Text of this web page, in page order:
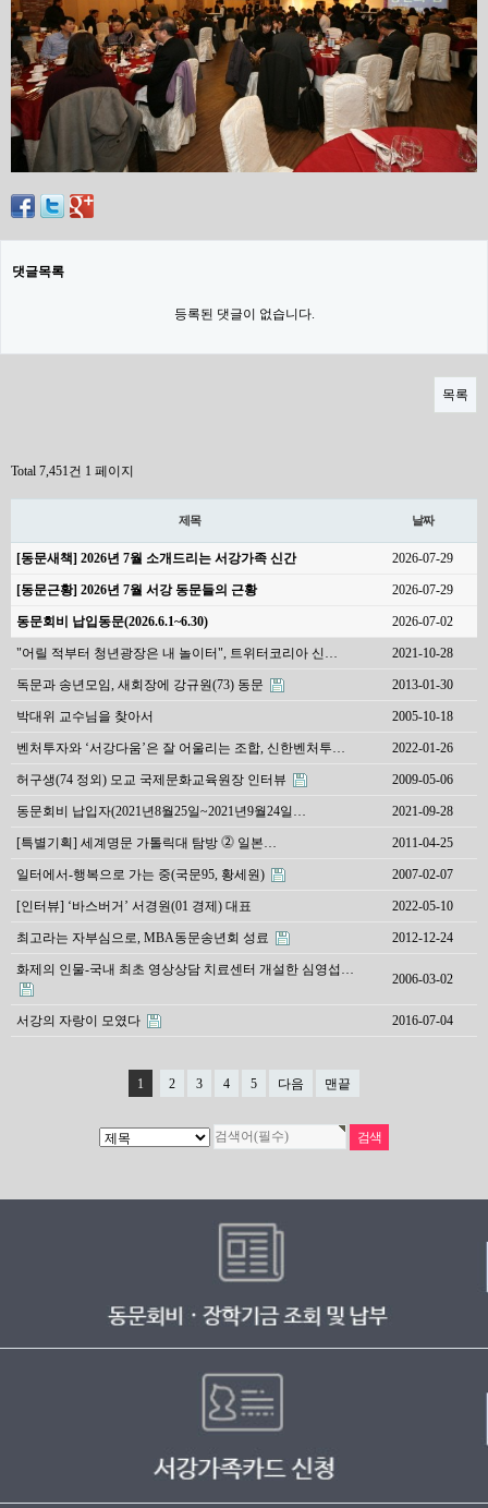
댓글목록
등록된 댓글이 없습니다.
목록
Total 7,451건 1 페이지
제목 날짜
[동문새책] 2026년 7월 소개드리는 서강가족 신간 2026-07-29
[동문근황] 2026년 7월 서강 동문들의 근황 2026-07-29
동문회비 납입동문(2026.6.1~6.30) 2026-07-02
"어릴 적부터 청년광장은 내 놀이터", 트위터코리아 신… 2021-10-28
독문과 송년모임, 새회장에 강규원(73) 동문 2013-01-30
박대위 교수님을 찾아서 2005-10-18
벤처투자와 ‘서강다움’은 잘 어울리는 조합, 신한벤처투… 2022-01-26
허구생(74 정외) 모교 국제문화교육원장 인터뷰 2009-05-06
동문회비 납입자(2021년8월25일~2021년9월24일… 2021-09-28
[특별기획] 세계명문 가톨릭대 탐방 ⓶ 일본… 2011-04-25
일터에서-행복으로 가는 중(국문95, 황세원) 2007-02-07
[인터뷰] ‘바스버거’ 서경원(01 경제) 대표 2022-05-10
최고라는 자부심으로, MBA동문송년회 성료 2012-12-24
화제의 인물-국내 최초 영상상담 치료센터 개설한 심영섭…
2006-03-02
서강의 자랑이 모였다 2016-07-04
1 2 3 4 5 다음 맨끝